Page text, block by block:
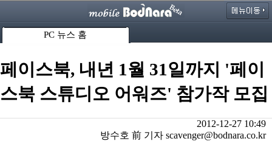
PC 뉴스 홈
페이스북, 내년 1월 31일까지 '페이
스북 스튜디오 어워즈' 참가작 모집
2012-12-27 10:49
방수호 前 기자 scavenger@bodnara.co.kr